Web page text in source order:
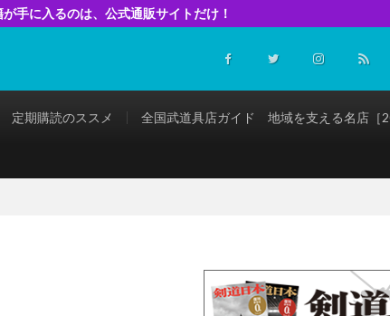
手に入るのは、公式通販サイトだけ！
定期購読のススメ 全国武道具店ガイド 地域を支える名店［